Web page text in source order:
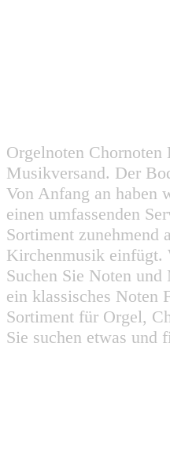
Orgelnoten
Musikversand. Der
Von Anfang an haben
einen umfassenden
Sortiment zunehmend
Kirchenmusik einfügt.
Suchen Sie Noten
ein klassisches Noten
Sortiment für Orgel,
Sie suchen etwas und